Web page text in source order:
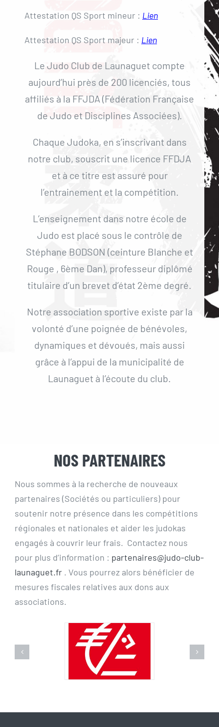
Attestation QS Sport mineur : Lien
Attestation QS Sport majeur : Lien
Le Judo Club de Launaguet compte
aujourd’hui près de 200 licenciés, tous
affiliés à la FFJDA (Fédération Française
de Judo et Disciplines Associées).
Chaque Judoka, en s’inscrivant dans
notre club, souscrit une licence FFDJA
et à ce titre est assuré pour
l’entrainement et la compétition.
L’enseignement dans notre école de
Judo est placé sous le contrôle de
Stéphane BODSON (ceinture Blanche et
Rouge , 6ème Dan), professeur diplômé
titulaire d’un brevet d’état 2ème degré.
Notre association sportive existe par la
volonté d’une poignée de bénévoles,
dynamiques et dévoués, mais aussi
grâce à l’appui de la municipalité de
Launaguet à l’écoute du club.
NOS PARTENAIRES
Nous sommes à la recherche de nouveaux
partenaires (Sociétés ou particuliers) pour
soutenir notre présence dans les compétitions
régionales et nationales et aider les judokas
engagés à couvrir leur frais. Contactez nous
pour plus d’information : partenaires@judo-club-
launaguet.fr . Vous pourrez alors bénéficier de
mesures fiscales relatives aux dons aux
associations.